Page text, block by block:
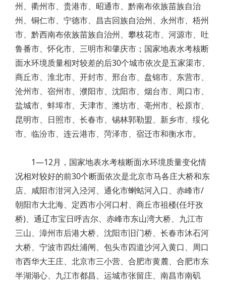
州、衢州市、贵港市、昭通市、黔南布依族苗族自治
州、铜仁市、宁德市、昌吉回族自治州、永州市、梧州
市、黔西南布依族苗族自治州、攀枝花市、河源市、吐
鲁番市、怀化市、三明市和肇庆市；国家地表水考核断
面水环境质量相对较差的后30个城市依次是五家渠市、
商丘市、淮北市、开封市、邢台市、盘锦市、东营市、
沧州市、宿州市、濮阳市、沈阳市、烟台市、周口市、
盐城市、蚌埠市、天津市、潍坊市、亳州市、松原市、
昆明市、日照市、长春市、锡林郭勒盟、新乡市、绥化
市、临汾市、连云港市、菏泽市、宿迁市和衡水市。
​1—12月，国家地表水考核断面水环境质量变化情
况相对较好的前30个断面依次是北京市马各庄大桥和东
店、咸阳市泔河入泾河、通化市蝲蛄河入口、赤峰市/
朝阳市大北海、定西市小河口村、商丘市祖楼(任圩孜
桥)、通辽市宝日呼吉尔、赤峰市东山湾大桥、九江市
三山、漳州市后港大桥、沈阳市旧门桥、长春市沐石河
大桥、宁波市四灶浦闸、包头市四道沙河入黄口、周口
市西华大王庄、北京市三小营、合肥市黄麓、合肥市东
半湖湖心、九江市都昌、运城市张留庄、南昌市南矶